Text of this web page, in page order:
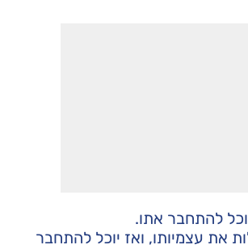
להתחבר אתו.
את עצמיותו, ואז יוכל להתחבר